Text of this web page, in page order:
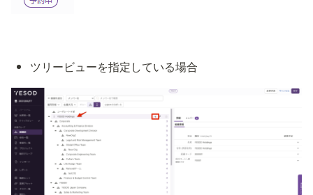
ツリービューを指定している場合